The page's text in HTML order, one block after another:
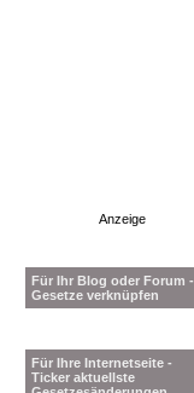
Anzeige
Für Ihr Blog oder Forum -
Gesetze verknüpfen
Für Ihre Internetseite -
Ticker aktuellste